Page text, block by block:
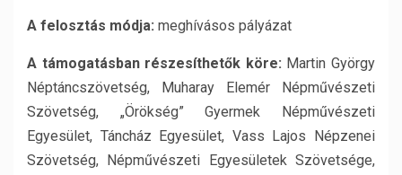
A felosztás módja: meghívásos pályázat
A támogatásban részesíthetők köre: Martin György
Néptáncszövetség, Muharay Elemér Népművészeti
Szövetség, „Örökség” Gyermek Népművészeti
Egyesület, Táncház Egyesület, Vass Lajos Népzenei
Szövetség, Népművészeti Egyesületek Szövetsége,